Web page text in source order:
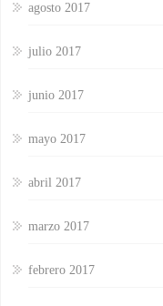
agosto 2017
julio 2017
junio 2017
mayo 2017
abril 2017
marzo 2017
febrero 2017